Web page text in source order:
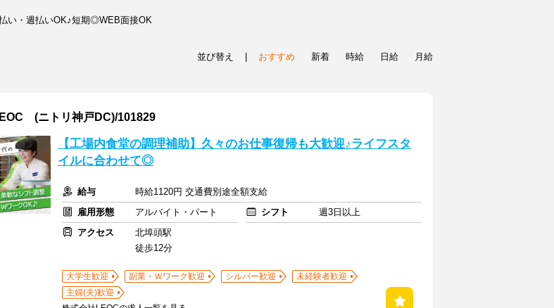
い・週払いOK♪短期◎WEB面接OK
並び替え おすすめ 新着 時給 日給 月給
(ニトリ神戸DC)/101829
【工場内食堂の調理補助】久々のお仕事復帰も大歓迎♪ライフスタ
イルに合わせて◎
給与
時給1120円 交通費別途全額支給
雇用形態
アルバイト・パート シフト
週3日以上
アクセス
北埠頭駅
徒歩12分
大学生歓迎 副業・Ｗワーク歓迎 シルバー歓迎
未経験者歓迎
主婦(夫)歓迎